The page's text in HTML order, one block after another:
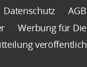
Datenschutz
AGB
Werbung für